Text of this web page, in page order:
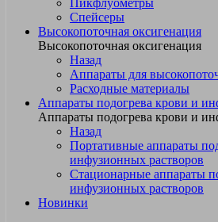
Пикфлуометры
Спейсеры
Высокопоточная оксигенация
Высокопоточная оксигенация
Назад
Аппараты для
Расходные материалы
Аппараты подогрева крови и
Аппараты подогрева крови и
Назад
Портативные аппараты
инфузионных растворов
Стационарные аппараты
инфузионных растворов
Новинки